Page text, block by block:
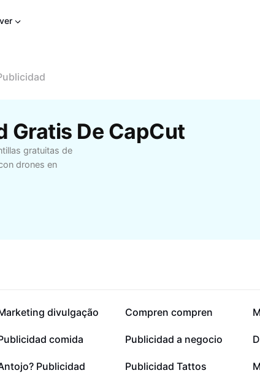
Gratis De CapCut
gratuitas de
drones en
152,3 mil divulgação 78,2 mil
Compren compren
23,7 mil comida 23,6 mil
Publicidad a negocio
4,8 mil Publicidad 1,2 mil
Publicidad Tattos